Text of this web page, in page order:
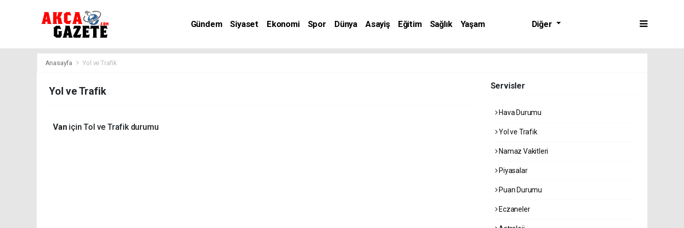
Gündem Siyaset Ekonomi Spor Dünya Asayiş Eğitim Sağlık
Yaşam
Diğer
Anasayfa Yol ve Trafik
Yol ve Trafik
Van için Tol ve Trafik durumu
Servisler
Hava Durumu
Yol ve Trafik
Namaz Vakitleri
Piyasalar
Puan Durumu
Eczaneler